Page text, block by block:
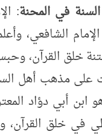
في المحنة:
الشافعي،
خلق القرآن،
على مذهب أهل
ابن أبي دؤاد
في خلق القرآن،